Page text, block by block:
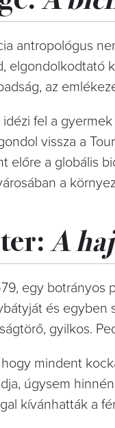
antropológus
elgondolkodtató
az
idézi fel a
vissza a
előre a globális
a
A
egy botrányos
és egyben
gyilkos.
mindent
úgysem
kívánhatták a